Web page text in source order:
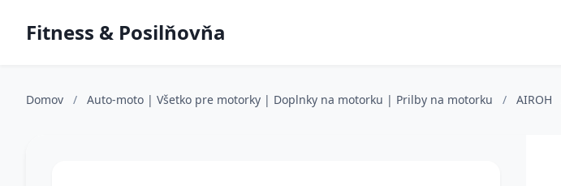
Fitness & Posilňovňa
Domov / Auto-moto | Všetko pre motorky | Doplnky na motorku | Prilby na motorku / AIROH